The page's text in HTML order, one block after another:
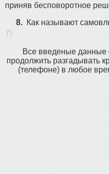
приняв бесповоротное
8. Как называют
7)
Все введеные
продолжить разгадывать
(телефоне) в любое